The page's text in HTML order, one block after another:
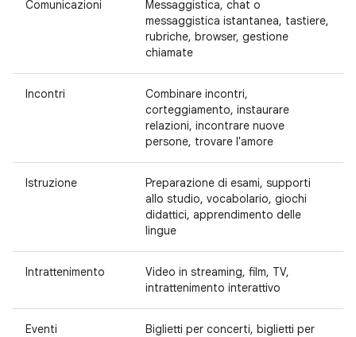
Comunicazioni
Messaggistica, chat o
messaggistica istantanea, tastiere,
rubriche, browser, gestione
chiamate
Incontri
Combinare incontri,
corteggiamento, instaurare
relazioni, incontrare nuove
persone, trovare l'amore
Istruzione
Preparazione di esami, supporti
allo studio, vocabolario, giochi
didattici, apprendimento delle
lingue
Intrattenimento
Video in streaming, film, TV,
intrattenimento interattivo
Eventi
Biglietti per concerti, biglietti per